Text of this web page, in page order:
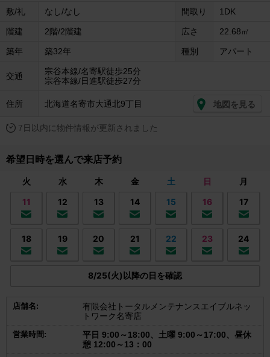
敷/礼 なし/なし 間取り 1DK
階建 2階/2階建 広さ 22.68㎡
築年 築32年 種別 アパート
交通
宗谷本線/名寄駅徒歩25分
宗谷本線/日進駅徒歩27分
住所 北海道名寄市大通北9丁目 地図を見る
7日以内に物件情報が更新されました
希望日時を選んで来店予約
火 水 木 金 土 日
月
11
12 13 14 15 16 17
18 19 20 21 22 23 24
8/25(火)以降の日を確認
店舗名:
有限会社トータルメンテナンスエイブルネッ
トワーク名寄店
営業時間:
平日 9:00～18:00、土曜 9:00～17:00、昼休
憩 12:00～13：00